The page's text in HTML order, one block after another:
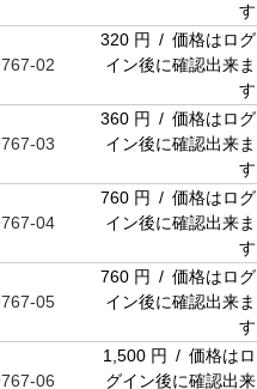
す
02
320 円 / 価格はログ
イン後に確認出来ま
す
03
360 円 / 価格はログ
イン後に確認出来ま
す
04
760 円 / 価格はログ
イン後に確認出来ま
す
05
760 円 / 価格はログ
イン後に確認出来ま
す
06
1,500 円 / 価格はロ
グイン後に確認出来